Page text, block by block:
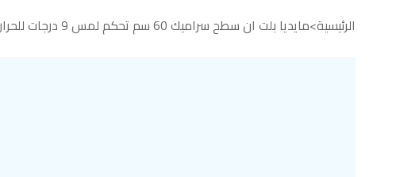
الرئيسية>مايديا بلت ان سطح سراميك 60 سم تحكم لمس 9 درجات للحرارة أسود